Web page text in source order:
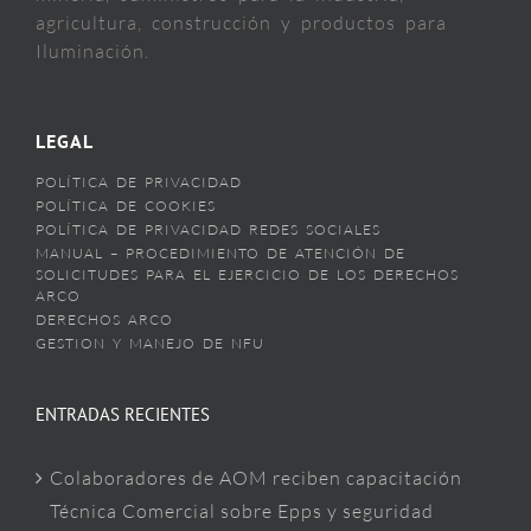
agricultura, construcción y productos para
Iluminación.
LEGAL
POLÍTICA DE PRIVACIDAD
POLÍTICA DE COOKIES
POLÍTICA DE PRIVACIDAD REDES SOCIALES
MANUAL – PROCEDIMIENTO DE ATENCIÓN DE
SOLICITUDES PARA EL EJERCICIO DE LOS DERECHOS
ARCO
DERECHOS ARCO
GESTION Y MANEJO DE NFU
ENTRADAS RECIENTES
Colaboradores de AOM reciben capacitación
Técnica Comercial sobre Epps y seguridad